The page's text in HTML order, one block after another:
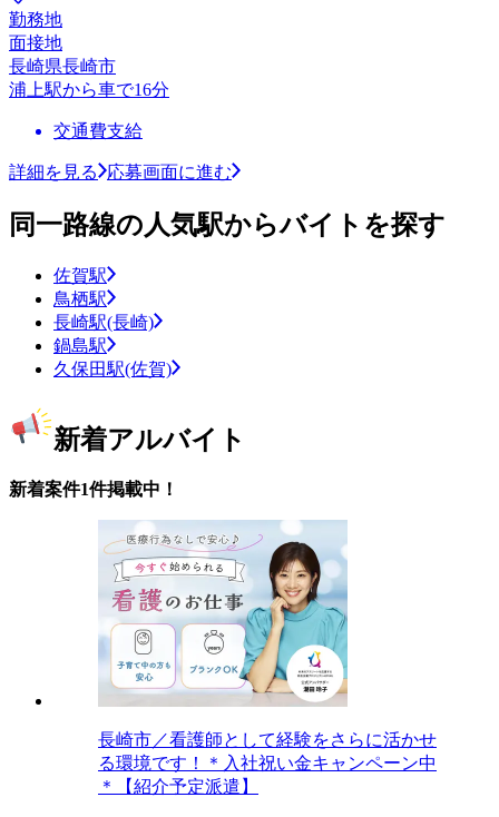
勤務地
面接地
長崎県長崎市
浦上駅から車で16分
交通費支給
詳細を見る 応募画面に進む
同一路線の人気駅からバイトを探す
佐賀駅
鳥栖駅
長崎駅(長崎)
鍋島駅
久保田駅(佐賀)
新着アルバイト
新着案件1件掲載中！
長崎市／看護師として経験をさらに活かせ
る環境です！＊入社祝い金キャンペーン中
＊【紹介予定派遣】